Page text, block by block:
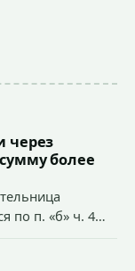
через
более
по п. «б» ч. 4